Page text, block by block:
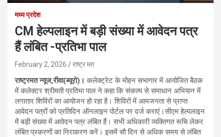
मध्य प्रदेश
CM हेल्पलाइन में बड़ी संख्या में आवेदन पत्र
हैं लंबित -प्रतिभा पाल
February 2, 2026 राष्ट्र मत
राष्ट्रमत न्यूज,रीवा(ब्यूरो)। कलेक्ट्रेट के मोहन सभागार में आयोजित बैठक
में कलेक्टर श्रीमती प्रतिभा पाल ने कहा कि संकल्प से समाधान अभियान में
लगातार शिविरों का आयोजन हो रहा है। शिविरों में आमजनता से प्राप्त
आवेदन पत्रों को प्रतिदिन ऑनलाइन पोर्टल पर दर्ज कराएं।सीएम हेल्पलाइन
में बड़ी संख्या में आवेदन पत्र लंबित हैं। सभी अधिकारी व्यक्तिगत रूचि लेकर
लंबित प्रकरणों का निराकरण करें। इसमें सौ दिन से अधिक समय से लंबित